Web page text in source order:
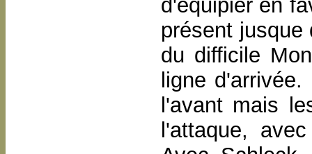
d'équipier en
présent
du difficile
ligne
l'avant mais
l'attaque,